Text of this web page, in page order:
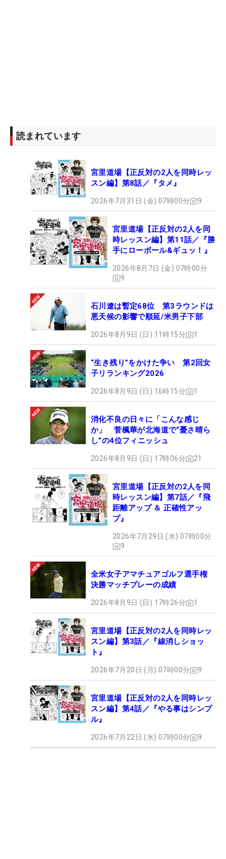
読まれています
宮里道場【正反対の2人を同時レッ
スン編】第8話／『タメ』
2026年7月31日 (金) 07時00分 9
宮里道場【正反対の2人を同
時レッスン編】第11話／『勝
手にローボール&ギュッ！』
2026年8月7日 (金) 07時00分
9
石川遼は暫定68位 第3ラウンドは
悪天候の影響で順延/米男子下部
2026年8月9日 (日) 11時15分 1
“生き残り”をかけた争い 第2回女
子リランキング2026
2026年8月9日 (日) 16時15分 1
消化不良の日々に「こんな感じ
か」 菅楓華が北海道で“憂さ晴ら
し”の4位フィニッシュ
2026年8月9日 (日) 17時06分 21
宮里道場【正反対の2人を同
時レッスン編】第7話／『飛
距離アップ ＆ 正確性アッ
プ』
2026年7月29日 (水) 07時00分
9
全米女子アマチュアゴルフ選手権
決勝マッチプレーの成績
2026年8月9日 (日) 17時26分 1
宮里道場【正反対の2人を同時レッ
スン編】第3話／『線消しショッ
ト』
2026年7月20日 (月) 07時00分 9
宮里道場【正反対の2人を同時レッ
スン編】第4話／『やる事はシンプ
ル』
2026年7月22日 (水) 07時00分 9